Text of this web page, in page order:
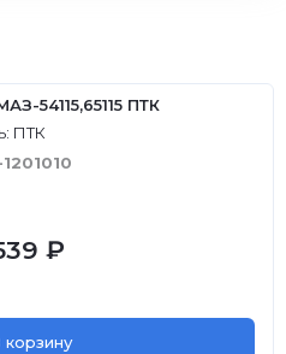
54115,65115 ПТК
ПТК
1201010
₽
корзину